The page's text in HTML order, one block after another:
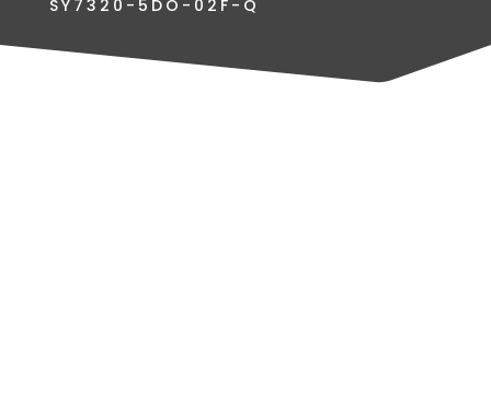
SY7320-5DO-02F-Q